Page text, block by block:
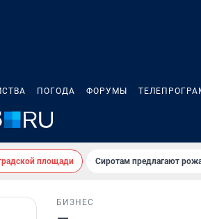
ПОГОДА ФОРУМЫ
площади Сиротам предлагают
БИЗНЕС